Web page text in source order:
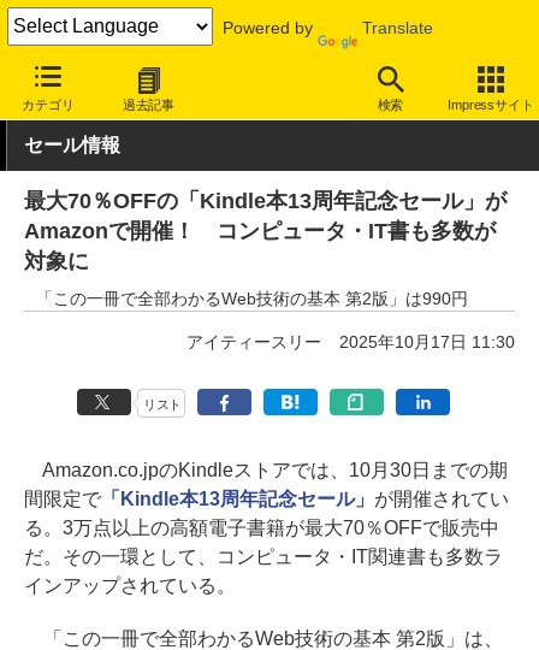
Powered by Translate
カテゴリ 過去記事 検索 Impressサイト
INTERNET Watch セール情報
セール情報
最大70％OFFの「Kindle本13周年記念セール」が
Amazonで開催！ コンピュータ・IT書も多数が
対象に
「この一冊で全部わかるWeb技術の基本 第2版」は990円
アイティースリー 2025年10月17日 11:30
リスト
Amazon.co.jpのKindleストアでは、10月30日までの期
間限定で「Kindle本13周年記念セール」 が開催されてい
る。3万点以上の高額電子書籍が最大70％OFFで販売中
だ。その一環として、コンピュータ・IT関連書も多数ラ
インアップされている。
「この一冊で全部わかるWeb技術の基本 第2版」は、